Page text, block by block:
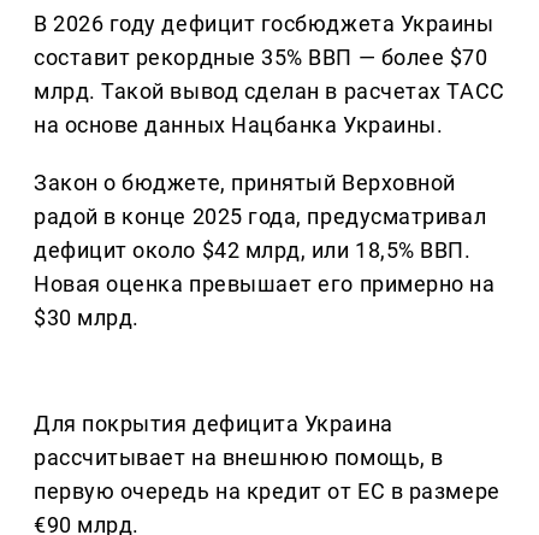
В 2026 году дефицит госбюджета Украины
составит рекордные 35% ВВП — более $70
млрд. Такой вывод сделан в расчетах ТАСС
на основе данных Нацбанка Украины.
Закон о бюджете, принятый Верховной
радой в конце 2025 года, предусматривал
дефицит около $42 млрд, или 18,5% ВВП.
Новая оценка превышает его примерно на
$30 млрд.
Для покрытия дефицита Украина
рассчитывает на внешнюю помощь, в
первую очередь на кредит от ЕС в размере
€90 млрд.